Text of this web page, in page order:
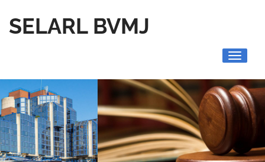
SELARL BVMJ
Toggle